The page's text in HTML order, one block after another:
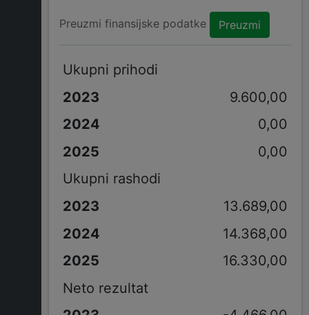
Preuzmi finansijske podatke Preuzmi
Ukupni prihodi
9.600,00
0,00
0,00
Ukupni rashodi
13.689,00
14.368,00
16.330,00
Neto rezultat